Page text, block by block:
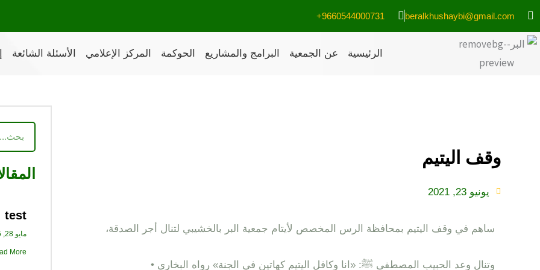
تخطي
المحتوى
beralkhushaybi@gmail.com
9660544000731+
الرئيسية عن الجمعية البرامج والمشاريع الحوكمة المركز الإعلامي الأسئلة الشائعة
وقف اليتيم
يونيو 23, 2021
‏ساهم في وقف اليتيم بمحافظة الرس المخصص لأيتام جمعية البر بالخشيبي ‏لتنال أجر الصدقة،
وتنال وعد الحبيب المصطفى ﷺ: ‏«انا وكافل اليتيم كهاتين في الجنة» رواه البخاري ‏•
test
مايو 28, 2025
More »